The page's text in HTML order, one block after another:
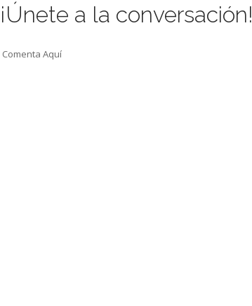
¡Únete a la conversación!
Comenta Aquí